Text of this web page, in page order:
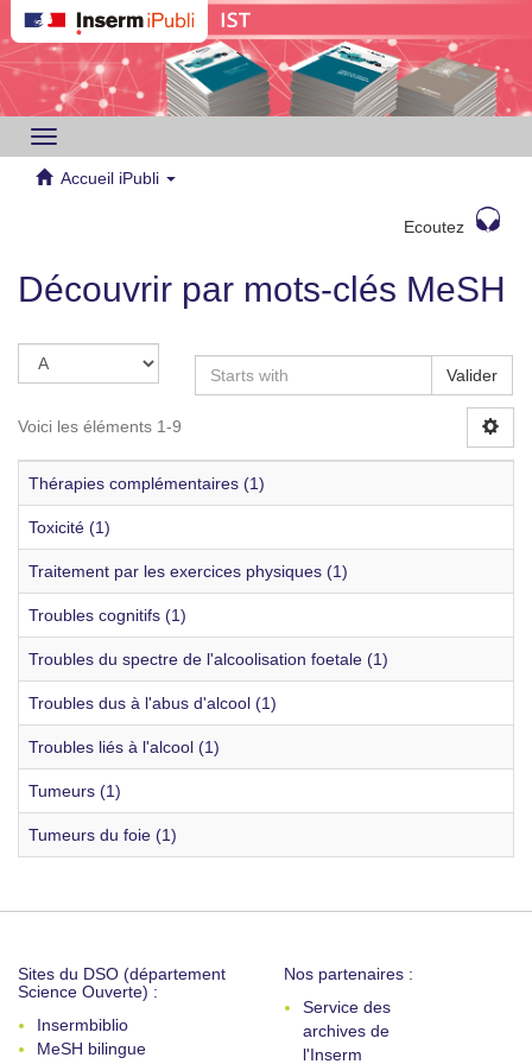
Toggle
navigation
Accueil iPubli
Ecoutez
Découvrir par mots-clés MeSH
Valider
Voici les éléments 1-9
Thérapies complémentaires (1)
Toxicité (1)
Traitement par les exercices physiques (1)
Troubles cognitifs (1)
Troubles du spectre de l'alcoolisation foetale (1)
Troubles dus à l'abus d'alcool (1)
Troubles liés à l'alcool (1)
Tumeurs (1)
Tumeurs du foie (1)
Sites du DSO (département
Science Ouverte) :
Insermbiblio
MeSH bilingue
Nos partenaires :
Service des
archives de
l'Inserm